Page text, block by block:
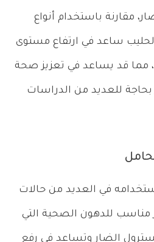
مقارنة باستخدام أنواع
ساعد في ارتفاع مستوى
مما قد يساعد في تعزيز صحة
بحاجة للعديد من الدراسات
في العديد من حالات
مناسب للدهون الصحية التي
الضار وتساعد في رفع